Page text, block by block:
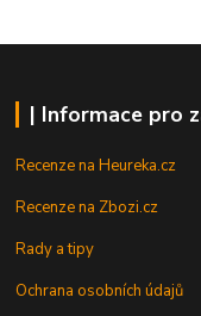
| Informace pro
Recenze na Heureka.cz
Recenze na Zbozi.cz
Rady a tipy
Ochrana osobních údajů